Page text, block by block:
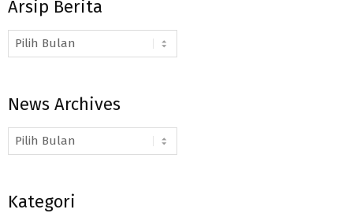
Arsip Berita
Arsip
Berita
News Archives
News
Archives
Kategori